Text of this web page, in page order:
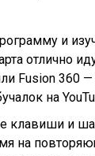
и
отлично
Fusion 360
на
клавиши и
на